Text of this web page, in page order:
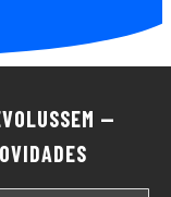
—